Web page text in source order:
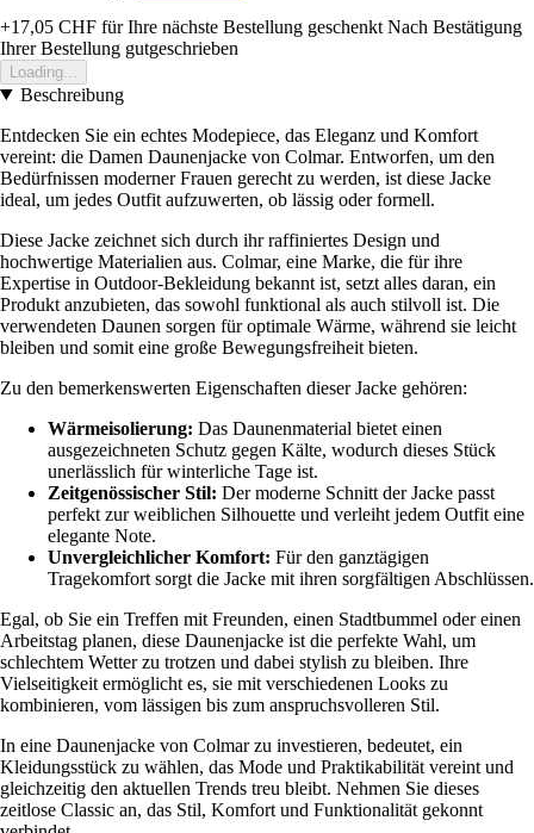
+17,05 CHF für Ihre nächste Bestellung geschenkt Nach Bestätigung
Ihrer Bestellung gutgeschrieben
Loading...
Beschreibung
Entdecken Sie ein echtes Modepiece, das Eleganz und Komfort
vereint: die Damen Daunenjacke von Colmar. Entworfen, um den
Bedürfnissen moderner Frauen gerecht zu werden, ist diese Jacke
ideal, um jedes Outfit aufzuwerten, ob lässig oder formell.
Diese Jacke zeichnet sich durch ihr raffiniertes Design und
hochwertige Materialien aus. Colmar, eine Marke, die für ihre
Expertise in Outdoor-Bekleidung bekannt ist, setzt alles daran, ein
Produkt anzubieten, das sowohl funktional als auch stilvoll ist. Die
verwendeten Daunen sorgen für optimale Wärme, während sie leicht
bleiben und somit eine große Bewegungsfreiheit bieten.
Zu den bemerkenswerten Eigenschaften dieser Jacke gehören:
Wärmeisolierung: Das Daunenmaterial bietet einen
ausgezeichneten Schutz gegen Kälte, wodurch dieses Stück
unerlässlich für winterliche Tage ist.
Zeitgenössischer Stil: Der moderne Schnitt der Jacke passt
perfekt zur weiblichen Silhouette und verleiht jedem Outfit eine
elegante Note.
Unvergleichlicher Komfort: Für den ganztägigen
Tragekomfort sorgt die Jacke mit ihren sorgfältigen Abschlüssen.
Egal, ob Sie ein Treffen mit Freunden, einen Stadtbummel oder einen
Arbeitstag planen, diese Daunenjacke ist die perfekte Wahl, um
schlechtem Wetter zu trotzen und dabei stylish zu bleiben. Ihre
Vielseitigkeit ermöglicht es, sie mit verschiedenen Looks zu
kombinieren, vom lässigen bis zum anspruchsvolleren Stil.
In eine Daunenjacke von Colmar zu investieren, bedeutet, ein
Kleidungsstück zu wählen, das Mode und Praktikabilität vereint und
gleichzeitig den aktuellen Trends treu bleibt. Nehmen Sie dieses
zeitlose Classic an, das Stil, Komfort und Funktionalität gekonnt